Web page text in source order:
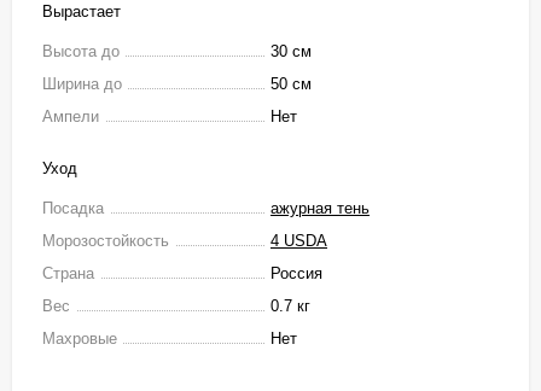
Вырастает
Высота до
30 см
Ширина до
50 см
Ампели
Нет
Уход
Посадка
ажурная тень
Морозостойкость
4 USDA
Страна
Россия
Вес
0.7 кг
Махровые
Нет